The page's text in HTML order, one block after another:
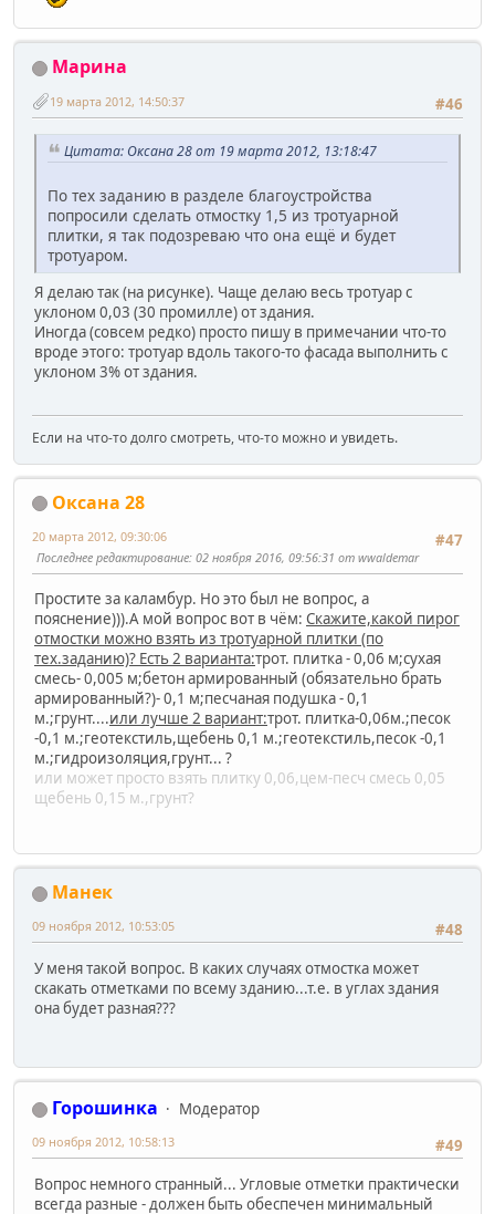
Марина
#46
19 марта 2012, 14:50:37
Цитата: Оксана 28 от 19 марта 2012, 13:18:47
По тех заданию в разделе благоустройства
попросили сделать отмостку 1,5 из тротуарной
плитки, я так подозреваю что она ещё и будет
тротуаром.
Я делаю так (на рисунке). Чаще делаю весь тротуар с
уклоном 0,03 (30 промилле) от здания.
Иногда (совсем редко) просто пишу в примечании что-то
вроде этого: тротуар вдоль такого-то фасада выполнить с
уклоном 3% от здания.
Если на что-то долго смотреть, что-то можно и увидеть.
Оксана 28
#47
20 марта 2012, 09:30:06
Последнее редактирование: 02 ноября 2016, 09:56:31 от wwaldemar
Простите за каламбур. Но это был не вопрос, а
пояснение))).А мой вопрос вот в чём: Скажите,какой пирог
отмостки можно взять из тротуарной плитки (по
тех.заданию)? Есть 2 варианта:трот. плитка - 0,06 м;сухая
смесь- 0,005 м;бетон армированный (обязательно брать
армированный?)- 0,1 м;песчаная подушка - 0,1
м.;грунт....или лучше 2 вариант:трот. плитка-0,06м.;песок
-0,1 м.;геотекстиль,щебень 0,1 м.;геотекстиль,песок -0,1
м.;гидроизоляция,грунт... ?
или может просто взять плитку 0,06,цем-песч смесь 0,05
щебень 0,15 м.,грунт?
Манек
#48
09 ноября 2012, 10:53:05
У меня такой вопрос. В каких случаях отмостка может
скакать отметками по всему зданию...т.е. в углах здания
она будет разная???
Горошинка
Модератор
#49
09 ноября 2012, 10:58:13
Вопрос немного странный... Угловые отметки практически
всегда разные - должен быть обеспечен минимальный